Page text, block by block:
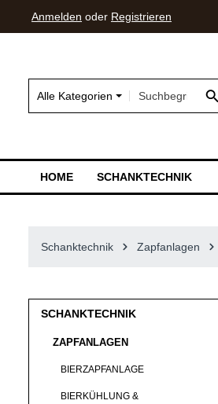
Zur Hauptnavigation springen
Anmelden oder Registrieren
Alle Kategorien
HOME SCHANKTECHNIK
Schanktechnik Zapfanlagen
SCHANKTECHNIK
ZAPFANLAGEN
BIERZAPFANLAGE
BIERKÜHLUNG &